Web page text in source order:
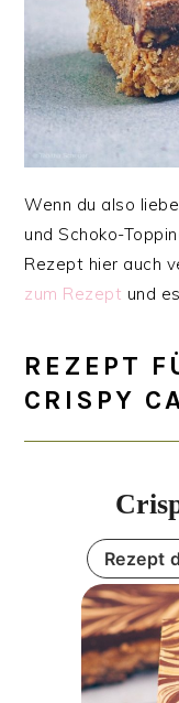
Wenn du also
und Schoko-
Rezept hier auch
zum Rezept und
REZEPT
CRISPY
Rezept